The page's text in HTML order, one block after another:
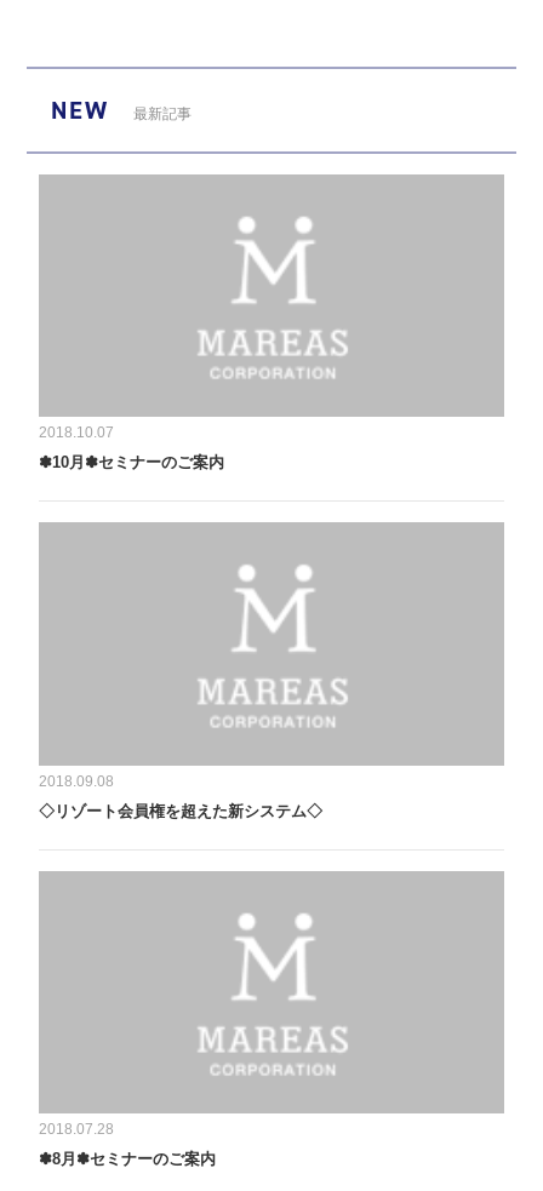
NEW 最新記事
2018.10.07
✽10月✽セミナーのご案内
2018.09.08
◇リゾート会員権を超えた新システム◇
2018.07.28
✽8月✽セミナーのご案内